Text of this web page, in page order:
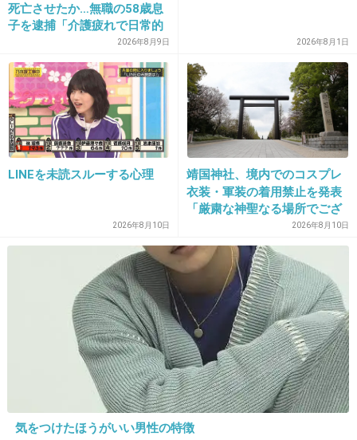
22. 匿名2019/04/09(火) 20:58:07
せめて冷凍唐揚げ買っておくべきだった…！
-1
23. 匿名2019/04/09(火) 20:58:08
風間くん結婚してるの？
+150 -1
2019/04/09(火) 20:58:18
新アトラク出来る前に行っておきたいな〜めっ
ちゃ混むだろうからw
+45 -0
25. 匿名2019/04/09(火) 20:58:22
死亡させたか…無職の58歳息
子を逮捕「介護疲れで日常的
に暴行」肋骨８本折れ体には
多数の痕 大阪・岬町
2026年8月9日 2026年8月1日
LINEを未読スルーする心理
2026年8月10日
靖国神社、境内でのコスプレ
衣装・軍装の着用禁止を発表
「厳粛な神聖なる場所でござ
2026年8月10日
気をつけたほうがいい男性の特徴